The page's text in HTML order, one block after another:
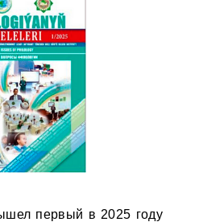
первый в 2025 году